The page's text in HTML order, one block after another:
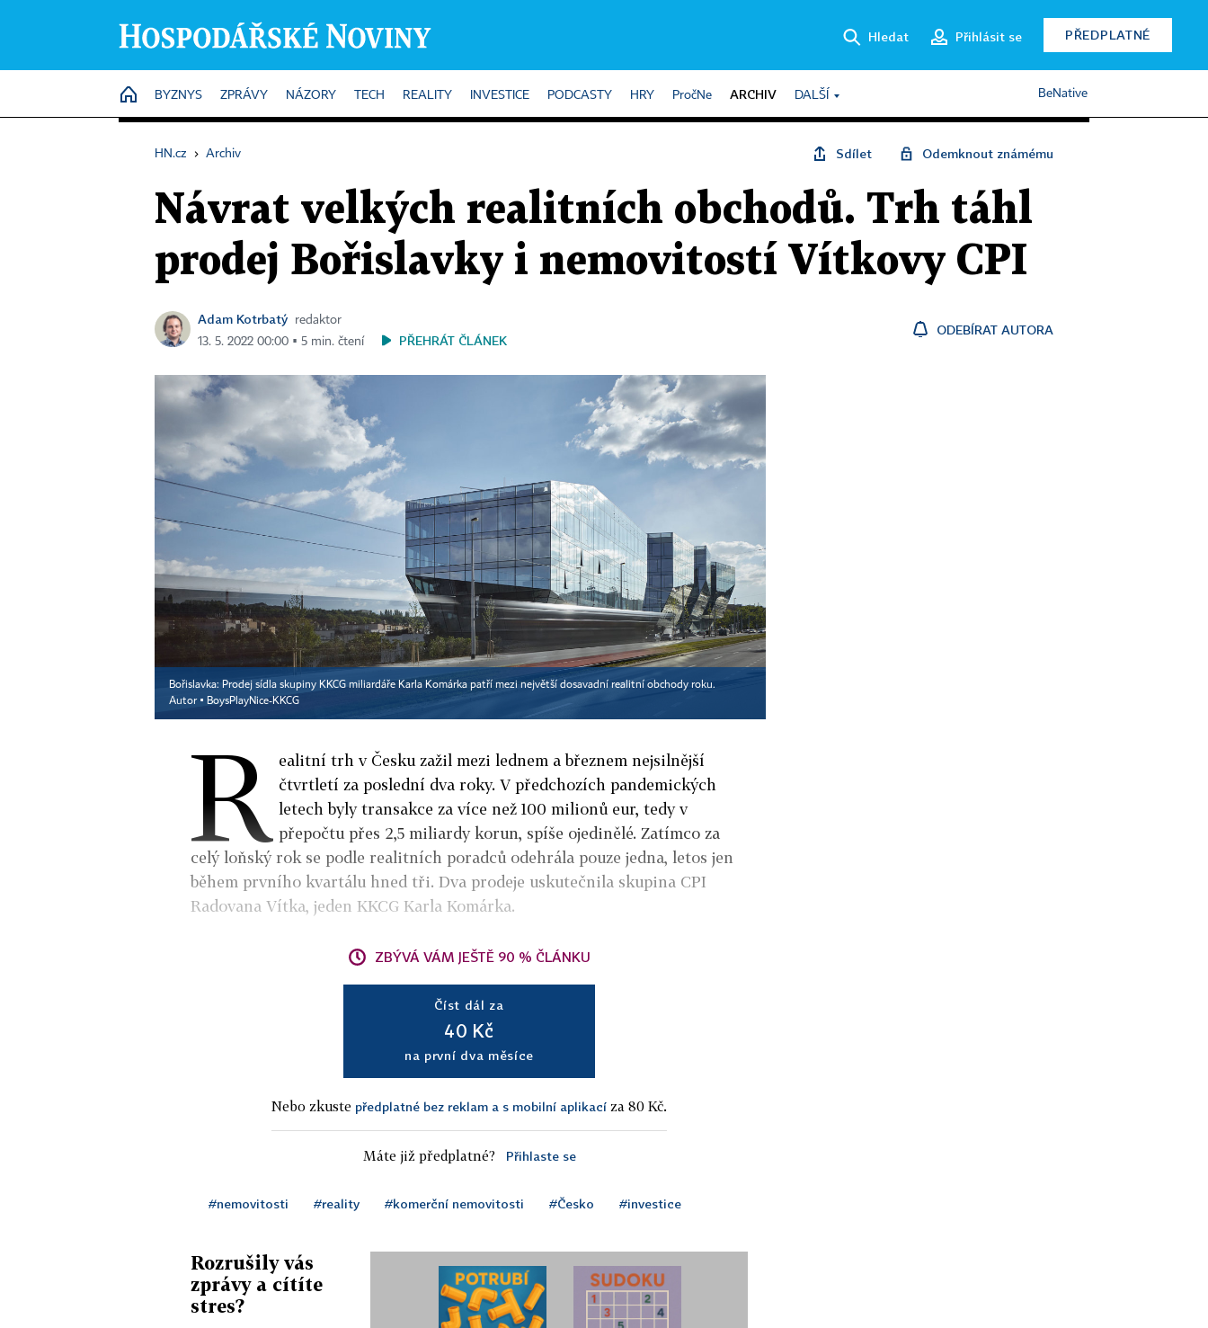
Hledat Přihlásit se PŘEDPLATNÉ
HOME
BYZNYS ZPRÁVY NÁZORY TECH REALITY INVESTICE PODCASTY HRY PročNe ARCHIV DALŠÍ BeNative
HN.cz › Archiv Sdílet Odemknout známému
Návrat velkých realitních obchodů. Trh táhl
prodej Bořislavky i nemovitostí Vítkovy CPI
Adam Kotrbatý
redaktor
13. 5. 2022 00:00 ▪ 5 min. čtení
PŘEHRÁT ČLÁNEK
ODEBÍRAT AUTORA
Bořislavka: Prodej sídla skupiny KKCG miliardáře Karla Komárka patří mezi největší dosavadní realitní obchody roku.
Autor ▪ BoysPlayNice-KKCG
R ealitní trh v Česku zažil mezi lednem a březnem nejsilnější
čtvrtletí za poslední dva roky. V předchozích pandemických
letech byly transakce za více než 100 milionů eur, tedy v
přepočtu přes 2,5 miliardy korun, spíše ojedinělé. Zatímco za
celý loňský rok se podle realitních poradců odehrála pouze jedna, letos jen
během prvního kvartálu hned tři. Dva prodeje uskutečnila skupina CPI
Radovana Vítka, jeden KKCG Karla Komárka.
ZBÝVÁ VÁM JEŠTĚ 90 % ČLÁNKU
Číst dál za
40 Kč
na první dva měsíce
Nebo zkuste předplatné bez reklam a s mobilní aplikací za 80 Kč.
Máte již předplatné? Přihlaste se
#nemovitosti #reality #komerční nemovitosti #Česko #investice
Rozrušily vás
zprávy a cítíte
stres?